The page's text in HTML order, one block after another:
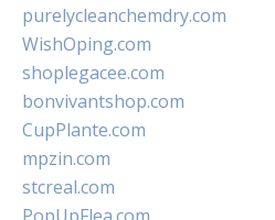
purelycleanchemdry.com
WishOping.com
shoplegacee.com
bonvivantshop.com
CupPlante.com
mpzin.com
stcreal.com